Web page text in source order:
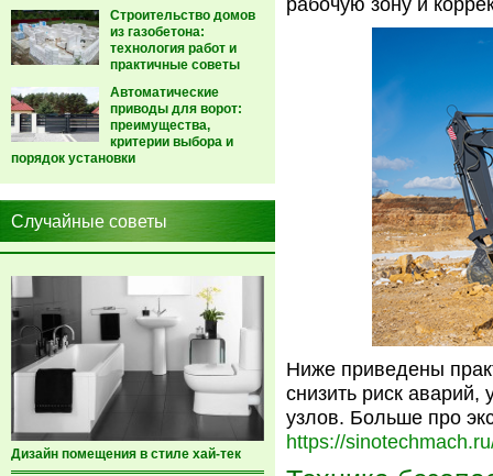
Строительство домов
из газобетона:
технология работ и
практичные советы
Автоматические
приводы для ворот:
преимущества,
критерии выбора и
порядок установки
Случайные советы
Дизайн помещения в стиле хай-тек
рабочую зону и
Ниже приведены
снизить риск аварий,
узлов. Больше про
https://